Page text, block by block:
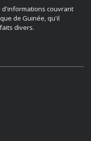
d'informations couvrant
de Guinée, qu'il
divers.